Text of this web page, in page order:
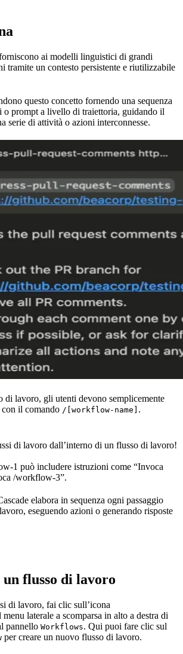
ai modelli linguistici di grandi
tramite un contesto persistente e riutilizzabile
questo concetto fornendo una sequenza
o prompt a livello di traiettoria, guidando il
serie di attività o azioni interconnesse.
di lavoro, gli utenti devono semplicemente
il comando /[workflow-name] .
di lavoro dall’interno di un flusso di lavoro!
1 può includere istruzioni come “Invoca
/workflow-3”.
elabora in sequenza ogni passaggio
eseguendo azioni o generando risposte
flusso di lavoro
di lavoro, fai clic sull’icona
menu laterale a scomparsa in alto a destra di
pannello Workflows. Qui puoi fare clic sul
per creare un nuovo flusso di lavoro.